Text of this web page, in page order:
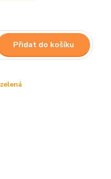
Přidat do košíku
zelená